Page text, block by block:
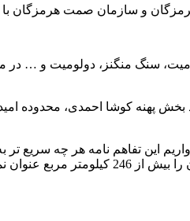
و سازمان صمت هرمزگان
سنگ منگنز، دولومیت و … در
پهنه کوشا احمدی، محدوده
تفاهم نامه هر چه سریع تر
فراهم گردد. رئیس سازمان صمت استان هرمزگان